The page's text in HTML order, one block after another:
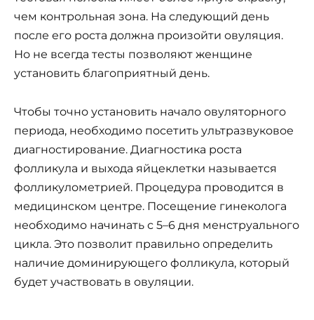
чем контрольная зона. На следующий день
после его роста должна произойти овуляция.
Но не всегда тесты позволяют женщине
установить благоприятный день.
Чтобы точно установить начало овуляторного
периода, необходимо посетить ультразвуковое
диагностирование. Диагностика роста
фолликула и выхода яйцеклетки называется
фолликулометрией. Процедура проводится в
медицинском центре. Посещение гинеколога
необходимо начинать с 5–6 дня менструального
цикла. Это позволит правильно определить
наличие доминирующего фолликула, который
будет участвовать в овуляции.